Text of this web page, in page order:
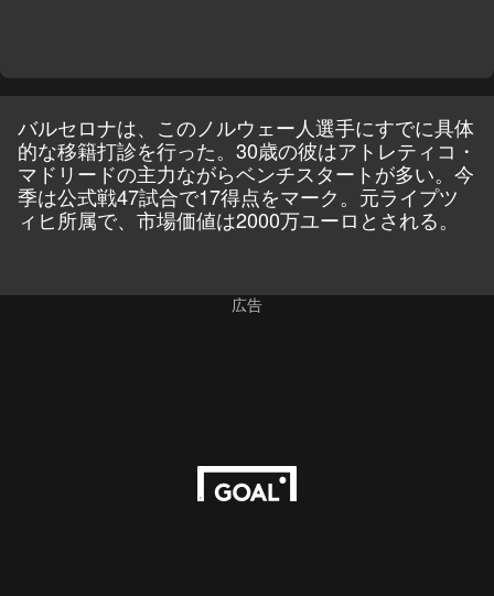
バルセロナは、このノルウェー人選手にすでに具体
的な移籍打診を行った。30歳の彼はアトレティコ・
マドリードの主力ながらベンチスタートが多い。今
季は公式戦47試合で17得点をマーク。元ライプツ
ィヒ所属で、市場価値は2000万ユーロとされる。
広告